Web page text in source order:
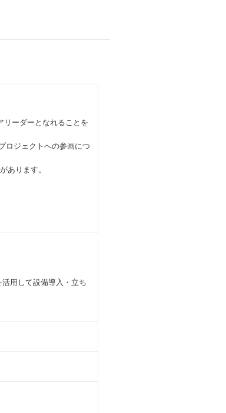
リーダーとなれることを
ロジェクトへの参画につ
あります。
用して設備導入・立ち